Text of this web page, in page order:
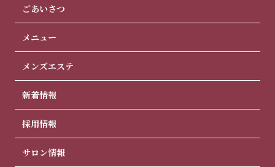
ごあいさつ
メニュー
メンズエステ
新着情報
採用情報
サロン情報